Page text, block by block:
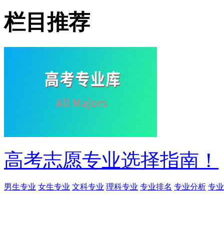
栏目推荐
高考志愿专业选择指南！
男生专业 女生专业 文科专业 理科专业 专业排名 专业分析 专